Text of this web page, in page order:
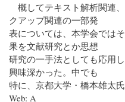
概してテキスト解析関連
クアップ関連の一部発
表については、本学会では
果を文献研究とか思想
研究の一手法としても応用
興味深かった。中でも
特に、京都大学・橋本雄太
Web: A